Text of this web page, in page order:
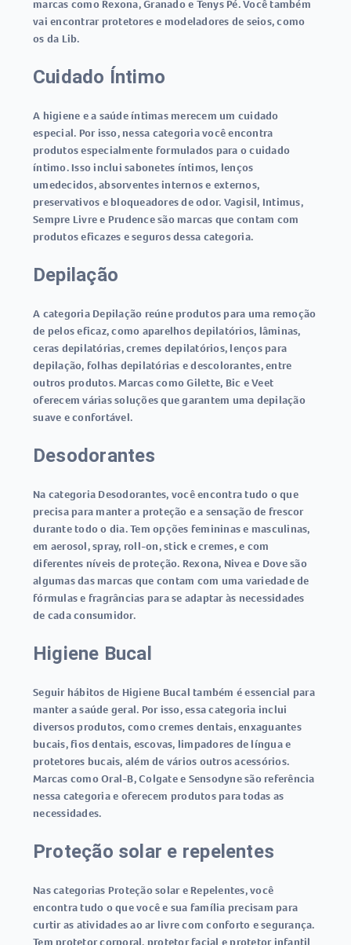
marcas como Rexona, Granado e Tenys Pé. Você também
vai encontrar protetores e modeladores de seios, como
os da Lib.
Cuidado Íntimo
A higiene e a saúde íntimas merecem um cuidado
especial. Por isso, nessa categoria você encontra
produtos especialmente formulados para o cuidado
íntimo. Isso inclui sabonetes íntimos, lenços
umedecidos, absorventes internos e externos,
preservativos e bloqueadores de odor. Vagisil, Intimus,
Sempre Livre e Prudence são marcas que contam com
produtos eficazes e seguros dessa categoria.
Depilação
A categoria Depilação reúne produtos para uma remoção
de pelos eficaz, como aparelhos depilatórios, lâminas,
ceras depilatórias, cremes depilatórios, lenços para
depilação, folhas depilatórias e descolorantes, entre
outros produtos. Marcas como Gilette, Bic e Veet
oferecem várias soluções que garantem uma depilação
suave e confortável.
Desodorantes
Na categoria Desodorantes, você encontra tudo o que
precisa para manter a proteção e a sensação de frescor
durante todo o dia. Tem opções femininas e masculinas,
em aerosol, spray, roll-on, stick e cremes, e com
diferentes níveis de proteção. Rexona, Nivea e Dove são
algumas das marcas que contam com uma variedade de
fórmulas e fragrâncias para se adaptar às necessidades
de cada consumidor.
Higiene Bucal
Seguir hábitos de Higiene Bucal também é essencial para
manter a saúde geral. Por isso, essa categoria inclui
diversos produtos, como cremes dentais, enxaguantes
bucais, fios dentais, escovas, limpadores de língua e
protetores bucais, além de vários outros acessórios.
Marcas como Oral-B, Colgate e Sensodyne são referência
nessa categoria e oferecem produtos para todas as
necessidades.
Proteção solar e repelentes
Nas categorias Proteção solar e Repelentes, você
encontra tudo o que você e sua família precisam para
curtir as atividades ao ar livre com conforto e segurança.
Tem protetor corporal, protetor facial e protetor infantil